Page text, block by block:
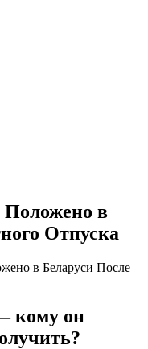
в
Отпуска
в Беларуси После
кому он